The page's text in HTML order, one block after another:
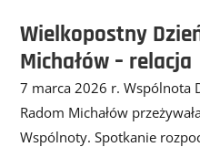
Wielkopostny
Michałów – relacja
7 marca 2026 r. Wspólnota
Radom Michałów
Wspólnoty. Spotkanie